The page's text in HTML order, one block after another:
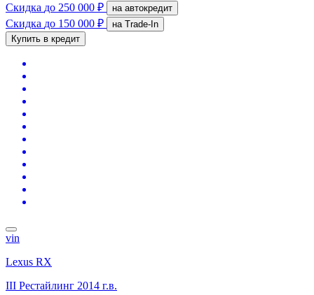
Скидка до 250 000 ₽ на автокредит
Скидка до 150 000 ₽
на Trade-In
Купить в кредит
vin
Lexus RX
III Рестайлинг 2014 г.в.